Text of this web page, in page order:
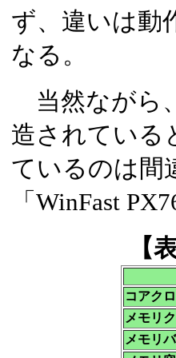
ず、違いは動
なる。
当然ながら
造されている
ているのは間
「WinFast
【
コアク
メモリ
メモリ